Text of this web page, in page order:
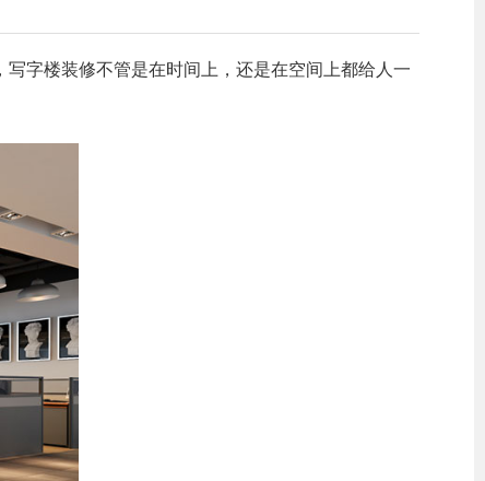
字楼装修不管是在时间上，还是在空间上都给人一